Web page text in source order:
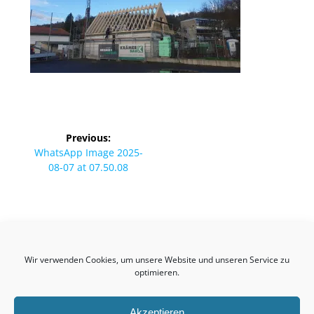
Wir verwenden Cookies, um unsere Website und unseren Service zu
optimieren.
Beitragsnavigation
Previous:
Previous
post:
WhatsApp Image 2025-
08-07 at 07.50.08
Birkmannsweiler
© 2026 Kultur- & Heimatvereinigung Birkmannsweiler